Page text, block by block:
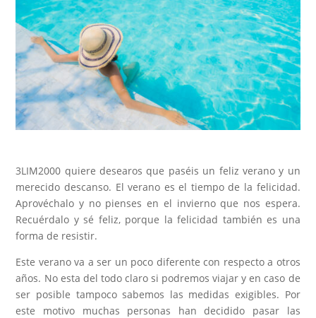
3LIM2000 quiere desearos que paséis un feliz verano y un
merecido descanso. El verano es el tiempo de la felicidad.
Aprovéchalo y no pienses en el invierno que nos espera.
Recuérdalo y sé feliz, porque la felicidad también es una
forma de resistir.
Este verano va a ser un poco diferente con respecto a otros
años. No esta del todo claro si podremos viajar y en caso de
ser posible tampoco sabemos las medidas exigibles. Por
este motivo muchas personas han decidido pasar las